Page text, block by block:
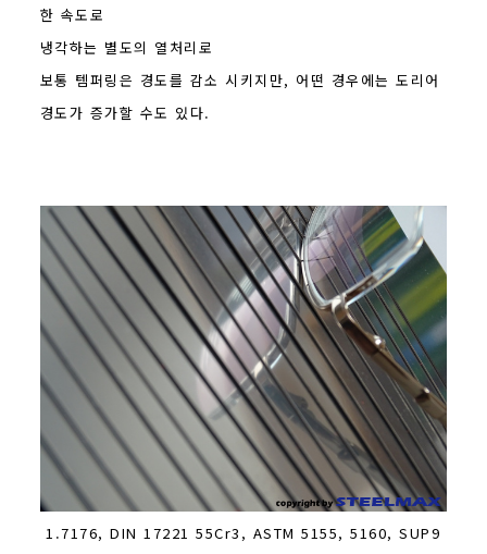
한 속도로
냉각하는 별도의 열처리로
보통 템퍼링은 경도를 감소 시키지만, 어떤 경우에는 도리어
경도가 증가할 수도 있다.
1.7176, DIN 17221 55Cr3, ASTM 5155, 5160, SUP9